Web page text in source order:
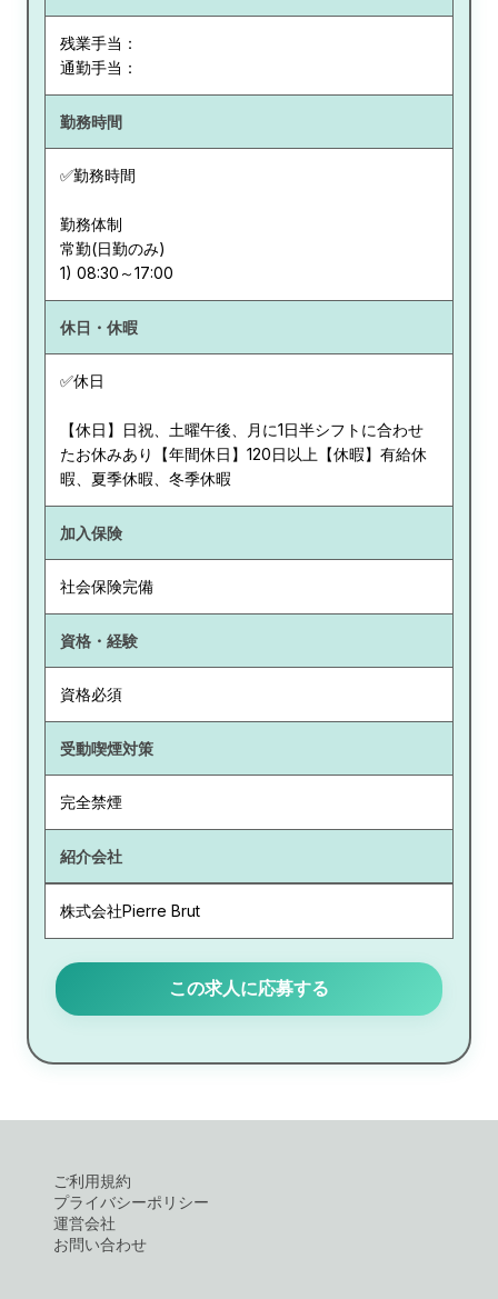
残業手当：
通勤手当：
勤務時間
✅勤務時間
勤務体制
常勤(日勤のみ)
休日・休暇
✅休日
【休日】日祝、土曜午後、月に1日半シフトに合わせ
たお休みあり【年間休日】120日以上【休暇】有給休
暇、夏季休暇、冬季休暇
加入保険
社会保険完備
資格・経験
資格必須
受動喫煙対策
完全禁煙
紹介会社
株式会社Pierre Brut
この求人に応募する
ご利用規約
プライバシーポリシー
運営会社
お問い合わせ